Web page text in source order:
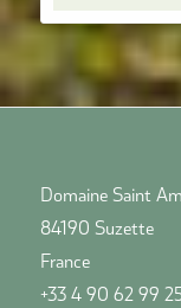
Domaine Saint
84190 Suzette
France
+33 4 90 62 99